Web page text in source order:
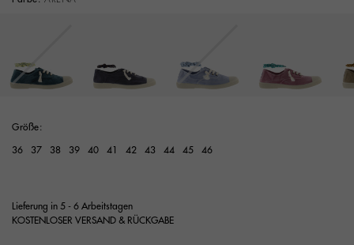
Größe:
36 37 38 39 40 41 42 43 44 45 46
Lieferung in 5 - 6 Arbeitstagen
KOSTENLOSER VERSAND & RÜCKGABE